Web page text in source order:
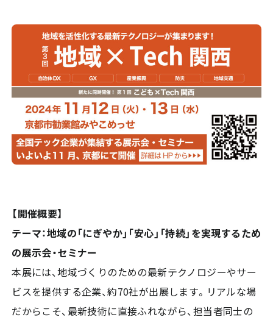
【開催概要】
テーマ：地域の「にぎやか」「安心」「持続」を実現するため
の展示会・セミナー
本展には、地域づくりのための最新テクノロジーやサー
ビスを提供する企業、約70社が出展します。リアルな場
だからこそ、最新技術に直接ふれながら、担当者同士の